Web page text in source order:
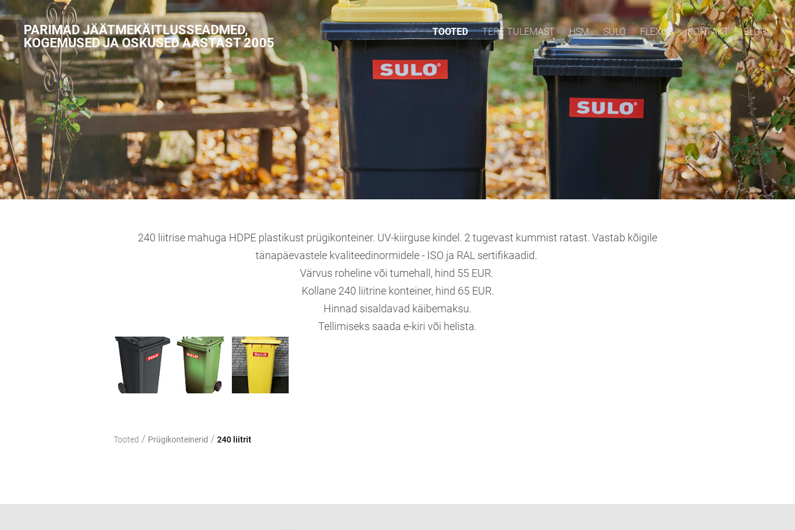
PARIMAD JÄÄTMEKÄITLUSSEADMED,
KOGEMUSED JA OSKUSED AASTAST 2005
TOOTED TERE TULEMAST HSM SULO FLEXUS KONTAKT BLOGI
240 liitrise mahuga HDPE plastikust prügikonteiner. UV-kiirguse kindel. 2 tugevast kummist ratast. Vastab kõigile
tänapäevastele kvaliteedinormidele - ISO ja RAL sertifikaadid.
Värvus roheline või tumehall, hind 55 EUR.
Kollane 240 liitrine konteiner, hind 65 EUR.
Hinnad sisaldavad käibemaksu.
Tellimiseks saada e-kiri või helista.
Tooted / Prügikonteinerid / 240 liitrit